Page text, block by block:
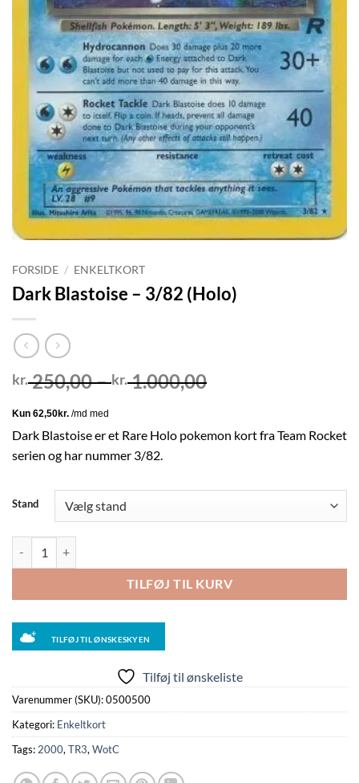
FORSIDE / ENKELTKORT
Dark Blastoise – 3/82 (Holo)
kr.250,00– kr.1.000,00Prisinterval:
kr. 1.000,00
Dark Blastoise er et Rare Holo pokemon kort fra Team Rocket
serien og har nummer 3/82.
Stand
TILFØJ TIL KURV
TILFØJ TIL ØNSKESKYEN
Tilføj til ønskeliste
Varenummer (SKU):0500500
Kategori: Enkeltkort
Tags:2000,TR3,WotC